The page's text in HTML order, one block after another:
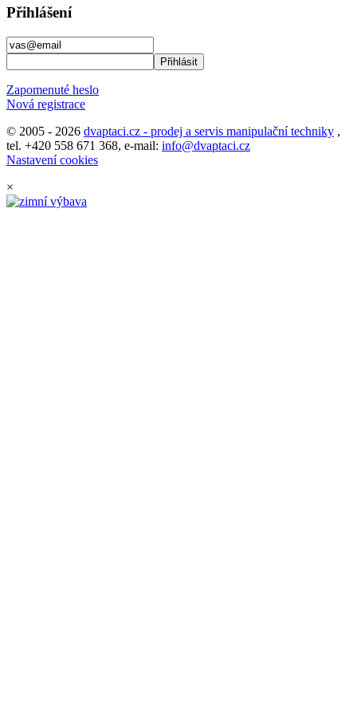
Přihlášení
Zapomenuté heslo
Nová registrace
© 2005 - 2026 dvaptaci.cz - prodej a servis manipulační techniky ,
tel. +420 558 671 368, e-mail: info@dvaptaci.cz
Nastavení cookies
×